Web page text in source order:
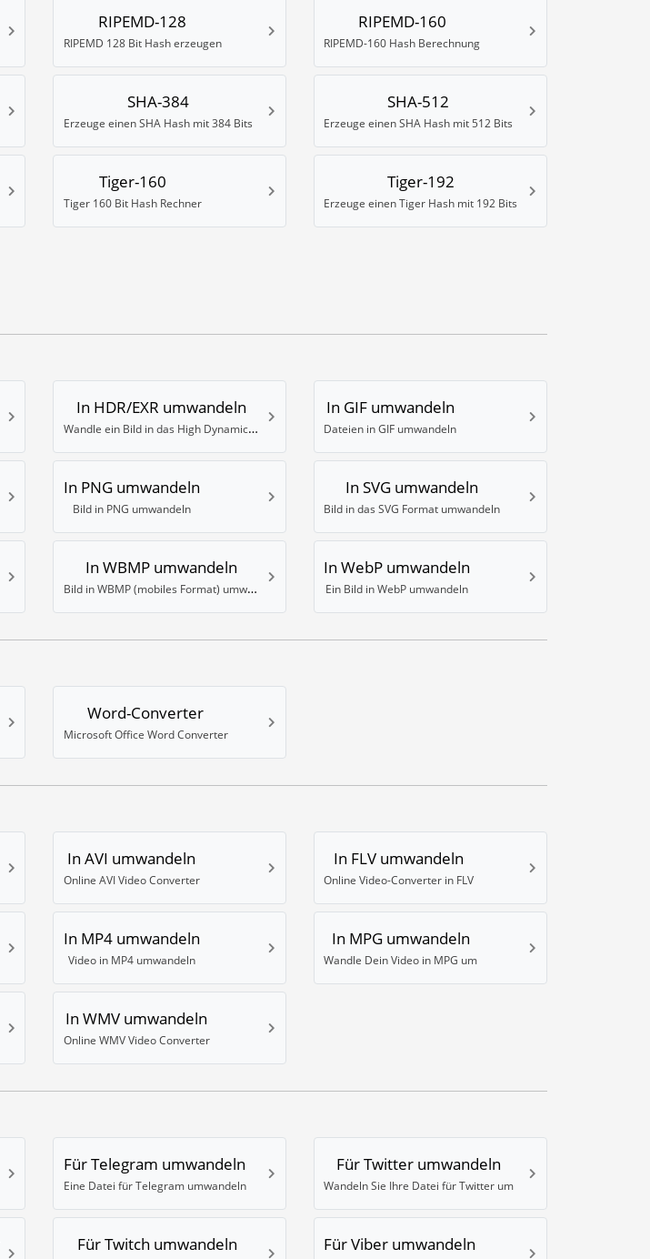
RIPEMD-128
RIPEMD 128 Bit Hash erzeugen
RIPEMD-160
RIPEMD-160 Hash Berechnung
SHA-384
Erzeuge einen SHA Hash mit 384 Bits
SHA-512
Erzeuge einen SHA Hash mit 512 Bits
Tiger-160
Tiger 160 Bit Hash Rechner
Tiger-192
Erzeuge einen Tiger Hash mit 192 Bits
In HDR/EXR umwandeln
Wandle ein Bild in das High Dynamic Range (HDR) .EXR Format um
In GIF umwandeln
Dateien in GIF umwandeln
In PNG umwandeln
Bild in PNG umwandeln
In SVG umwandeln
Bild in das SVG Format umwandeln
In WBMP umwandeln
Bild in WBMP (mobiles Format) umwandeln
In WebP umwandeln
Ein Bild in WebP umwandeln
Word-Converter
Microsoft Office Word Converter
In AVI umwandeln
Online AVI Video Converter
In FLV umwandeln
Online Video-Converter in FLV
In MP4 umwandeln
Video in MP4 umwandeln
In MPG umwandeln
Wandle Dein Video in MPG um
In WMV umwandeln
Online WMV Video Converter
Für Telegram umwandeln
Eine Datei für Telegram umwandeln
Für Twitter umwandeln
Wandeln Sie Ihre Datei für Twitter um
Für Twitch umwandeln Für Viber umwandeln